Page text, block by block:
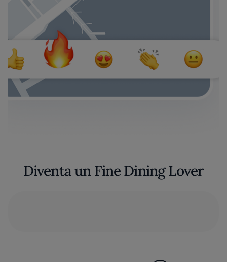
Diventa un Fine Dining Lover